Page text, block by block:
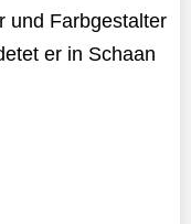
und Farbgestalter
er in Schaan